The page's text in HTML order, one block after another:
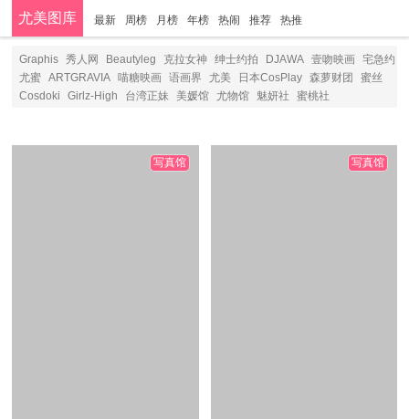
尤美图库 最新 周榜 月榜 年榜 热闹 推荐 热推
分类
Graphis 秀人网 Beautyleg 克拉女神 绅士约拍 DJAWA 壹吻映画
宅急约
尤蜜
ARTGRAVIA 喵糖映画 语画界 尤美 日本CosPlay 森萝财团
蜜丝
Cosdoki
Girlz-High 台湾正妹 美媛馆 尤物馆 魅妍社 蜜桃社
写真馆 写真馆